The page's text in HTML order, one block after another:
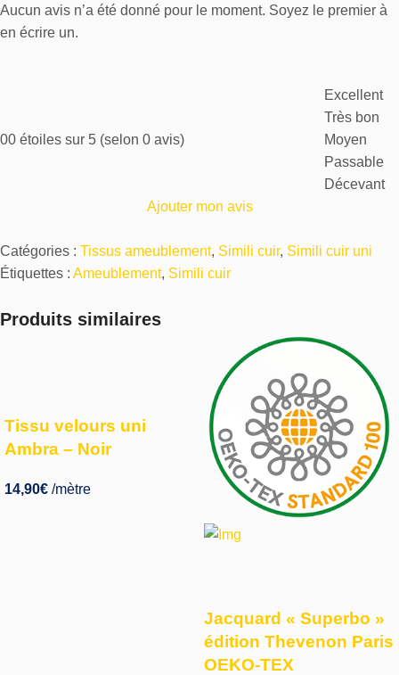
Aucun avis n’a été donné pour le moment. Soyez le premier à
en écrire un.
00 étoiles sur 5 (selon 0 avis)
Excellent
Très bon
Moyen
Passable
Décevant
Ajouter mon avis
Catégories : Tissus ameublement, Simili cuir, Simili cuir uni
Étiquettes : Ameublement, Simili cuir
Produits similaires
Tissu velours uni
Ambra – Noir
14,90€ /mètre
Jacquard « Superbo »
édition Thevenon Paris
OEKO-TEX